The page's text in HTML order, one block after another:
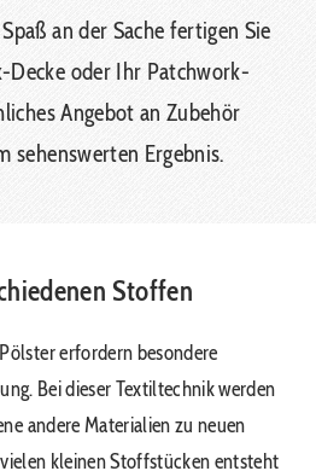
an der Sache fertigen Sie
Decke oder Ihr Patchwork-
Angebot an Zubehör
sehenswerten Ergebnis.
Stoffen
erfordern besondere
Bei dieser Textiltechnik werden
andere Materialien zu neuen
kleinen Stoffstücken entsteht